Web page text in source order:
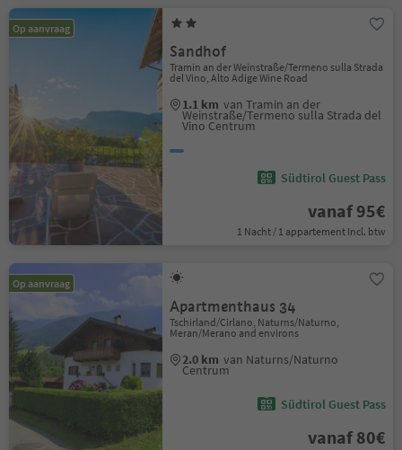
Op aanvraag
Sandhof
Tramin an der Weinstraße/Termeno sulla Strada
del Vino, Alto Adige Wine Road
1.1 km van Tramin an der
Weinstraße/Termeno sulla Strada del
Vino Centrum
Südtirol Guest Pass
vanaf 95€
1 Nacht / 1 appartement Incl. btw
Op aanvraag
Apartmenthaus 34
Tschirland/Cirlano, Naturns/Naturno,
Meran/Merano and environs
2.0 km van Naturns/Naturno
Centrum
Südtirol Guest Pass
vanaf 80€